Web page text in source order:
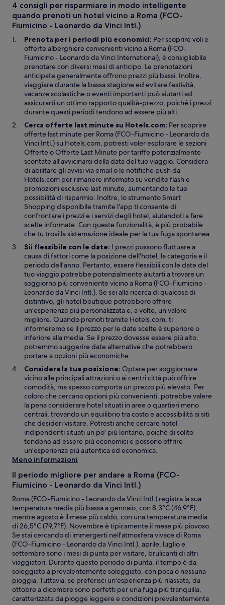
e
s
t
a
a
f
e
s
t
r
a
’
a
t
r
a
f
i
n
e
s
t
r
a
a
i
n
u
n
’
a
l
t
r
a
f
i
n
e
s
t
r
a
4 consigli per risparmiare in modo intelligente
quando prenoti un hotel vicino a Roma (FCO-
Fiumicino - Leonardo da Vinci Intl.)
Prenota per i periodi più economici: Per scoprire voli e
offerte alberghiere convenienti vicino a Roma (FCO-
Fiumicino - Leonardo da Vinci International), è consigliabile
prenotare con diversi mesi di anticipo. Le prenotazioni
anticipate generalmente offrono prezzi più bassi. Inoltre,
viaggiare durante la bassa stagione ed evitare festività,
vacanze scolastiche o eventi importanti può aiutarti ad
assicurarti un ottimo rapporto qualità-prezzo, poiché i prezzi
durante questi periodi tendono ad essere più alti.
Cerca offerte last minute su Hotels.com: Per scoprire
offerte last minute per Roma (FCO-Fiumicino - Leonardo da
Vinci Intl.) su Hotels.com, potresti voler esplorare le sezioni
OfferteA
p
e
r
t
u
r
a
i
n
n
’
a
l
t
r
a
f
i
n
e
s
t
r
a
o Offerte Last Minute per tariffe potenzialmente
scontate all'avvicinarsi della data del tuo viaggio. Considera
di abilitare gli avvisi via email o le notifiche push da
Hotels.com per rimanere informato su vendite flash e
promozioni esclusive last minute, aumentando le tue
possibilità di risparmio. Inoltre, lo strumento Smart
Shopping disponibile tramite l'app ti consente di
confrontare i prezzi e i servizi degli hotel, aiutandoti a fare
scelte informate. Con queste funzionalità, è più probabile
che tu trovi la sistemazione ideale per la tua fuga spontanea.
Sii flessibile con le date: I prezzi possono fluttuare a
causa di fattori come la posizione dell'hotel, la categoria e il
periodo dell'anno. Pertanto, essere flessibili con le date del
tuo viaggio potrebbe potenzialmente aiutarti a trovare un
soggiorno più conveniente vicino a Roma (FCO-Fiumicino -
Leonardo da Vinci Intl.). Se sei alla ricerca di qualcosa di
distintivo, gli hotel boutique potrebbero offrire
un'esperienza più personalizzata e, a volte, un valore
migliore. Quando prenoti tramite Hotels.com, ti
informeremo se il prezzo per le date scelte è superiore o
inferiore alla media. Se il prezzo dovesse essere più alto,
potremmo suggerire date alternative che potrebbero
portare a opzioni più economiche.
Considera la tua posizione: Optare per soggiornare
vicino alle principali attrazioni o ai centri città può offrire
comodità, ma spesso comporta un prezzo più elevato. Per
coloro che cercano opzioni più convenienti, potrebbe valere
la pena considerare hotel situati in aree o quartieri meno
centrali, trovando un equilibrio tra costo e accessibilità ai siti
che desideri visitare. Potresti anche cercare hotel
indipendenti situati un po' più lontano, poiché di solito
tendono ad essere più economici e possono offrire
un'esperienza più autentica ed economica.
Meno informazioni
Il periodo migliore per andare a Roma (FCO-
Fiumicino - Leonardo da Vinci Intl.)
Roma (FCO-Fiumicino - Leonardo da Vinci Intl.) registra la sua
temperatura media più bassa a gennaio, con 8,3°C (46,9°F),
mentre agosto è il mese più caldo, con una temperatura media
di 26,5°C (79,7°F). Novembre è tipicamente il mese più piovoso.
Se stai cercando di immergerti nell'atmosfera vivace di Roma
(FCO-Fiumicino - Leonardo da Vinci Intl.), aprile, luglio e
settembre sono i mesi di punta per visitare, brulicanti di altri
viaggiatori. Durante questo periodo di punta, il tempo è da
soleggiato a prevalentemente soleggiato, con poca o nessuna
pioggia. Tuttavia, se preferisci un'esperienza più rilassata, da
ottobre a dicembre sono perfetti per una fuga più tranquilla,
caratterizzata da piogge leggere e condizioni prevalentemente